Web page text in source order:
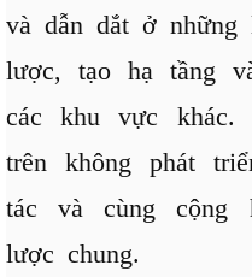
và dẫn dắt ở những
lược, tạo hạ tầng
các khu vực
trên không phát
tác và cùng cộng
lược chung.